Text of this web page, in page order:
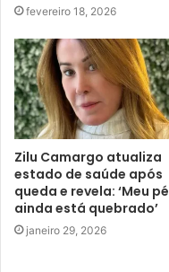
fevereiro 18, 2026
Zilu Camargo atualiza
estado de saúde após
queda e revela: ‘Meu pé
ainda está quebrado’
janeiro 29, 2026